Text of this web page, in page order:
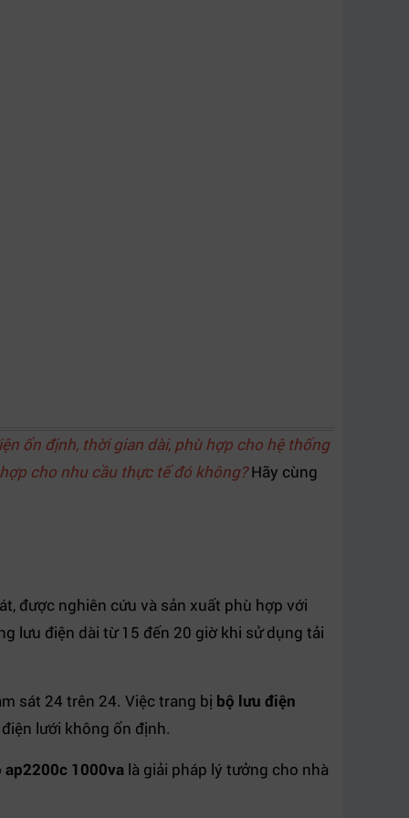
ổn định, thời gian dài, phù hợp cho hệ thống
cho nhu cầu thực tế đó không?Hãy cùng
được nghiên cứu và sản xuất phù hợp với
lưu điện dài từ 15 đến 20 giờ khi sử dụng tải
sát 24 trên 24. Việc trang bị bộ lưu điện
lưới không ổn định.
1000va là giải pháp lý tưởng cho nhà